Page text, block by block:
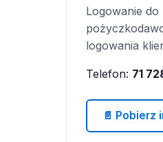
Logowanie do
logowania
Telefon: 71
📄 Pobierz